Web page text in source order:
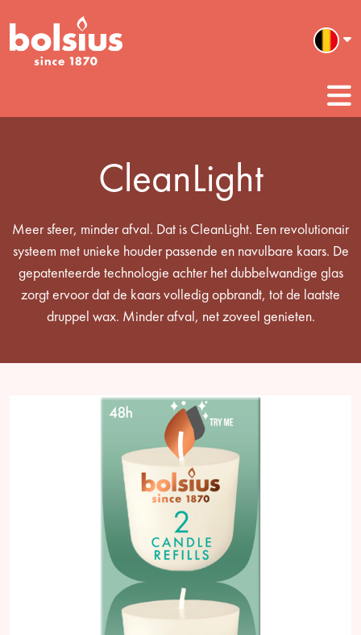
CleanLight
Meer sfeer, minder afval. Dat is CleanLight. Een revolutionair
systeem met unieke houder passende en navulbare kaars. De
gepatenteerde technologie achter het dubbelwandige glas
zorgt ervoor dat de kaars volledig opbrandt, tot de laatste
druppel wax. Minder afval, net zoveel genieten.